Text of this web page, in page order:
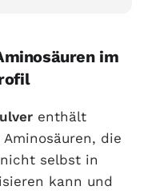
im
enthält
die
selbst in
kann und